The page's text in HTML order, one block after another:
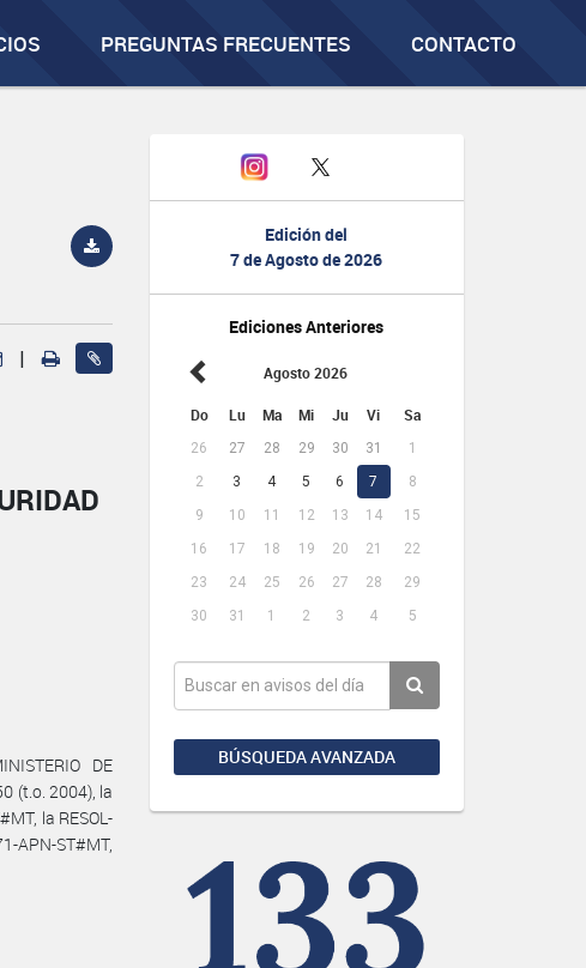
PREGUNTAS FRECUENTES CONTACTO
Edición del
7 de Agosto de 2026
Ediciones Anteriores
Agosto 2026
Do Lu Ma Mi Ju Vi Sa
26 27 28 29 30 31
1
2
3 4 5 6 7
8
9
10 11 12 13 14
15
16
17 18 19 20 21
22
23
24 25 26 27 28
29
30
31 1 2 3 4 5
BÚSQUEDA AVANZADA
|
DE
(t.o. 2004), la
la RESOL-
APN-ST#MT,